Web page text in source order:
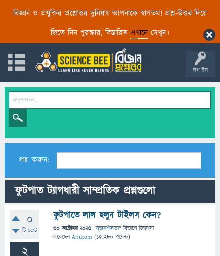
বিজ্ঞান ও প্রযুক্তির প্রশ্নোত্তর দুনিয়ায় আপনাকে স্বাগতম! প্রশ্ন-উত্তর দিয়ে
জিতে নিন পুরস্কার, বিস্তারিত এখানেদেখুন।
লগ ইন
প্রশ্ন করুন:
ফুটপাত ট্যাগধারী সাম্প্রতিক প্রশ্নগুলো
0
টি ভোট
2
ফুটপাতে লাল হলুদ টাইলস কেন?
30 অক্টোবর 2021 "সৃজনশীলতা" বিভাগে জিজ্ঞাসা
করেছেনAnupom (15,280 পয়েন্ট)